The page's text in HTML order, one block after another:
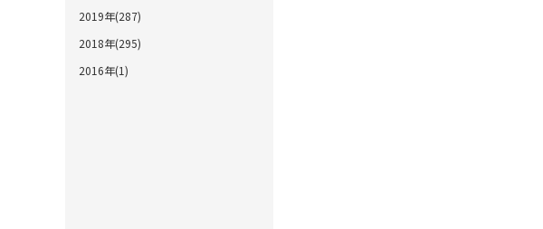
2019年(287)
2018年(295)
2016年(1)